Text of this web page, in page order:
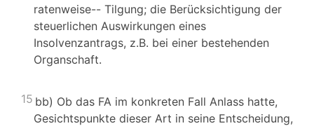
ratenweise-- Tilgung; die Berücksichtigung der
steuerlichen Auswirkungen eines
Insolvenzantrags, z.B. bei einer bestehenden
Organschaft.
15 bb) Ob das FA im konkreten Fall Anlass hatte,
Gesichtspunkte dieser Art in seine Entscheidung,